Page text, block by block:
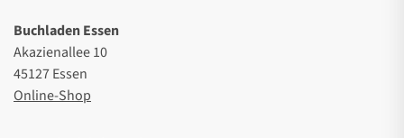
Buchladen Essen
Akazienallee 10
45127 Essen
Online-Shop